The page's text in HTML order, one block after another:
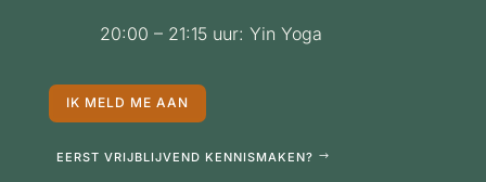
20:00 – 21:15 uur: Yin Yoga
IK MELD ME AAN
EERST VRIJBLIJVEND KENNISMAKEN?